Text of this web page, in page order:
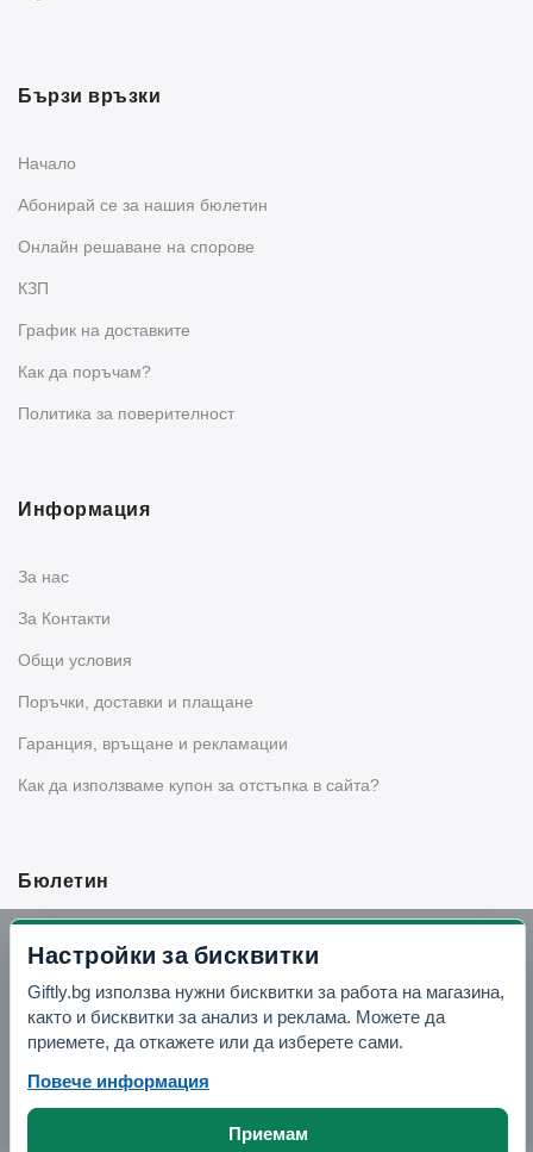
Бързи връзки
Начало
Абонирай се за нашия бюлетин
Oнлайн решаване на спорове
КЗП
График на доставките
Как да поръчам?
Политика за поверителност
Информация
За нас
За Контакти
Общи условия
Поръчки, доставки и плащане
Гаранция, връщане и рекламации
Как да използваме купон за отстъпка в сайта?
Бюлетин
Вземи -10% отстъпка в Telegram
Отвори Telegram
Настройки за бисквитки
Giftly.bg използва нужни бисквитки за работа на магазина,
както и бисквитки за анализ и реклама. Можете да
приемете, да откажете или да изберете сами.
Повече информация
Приемам